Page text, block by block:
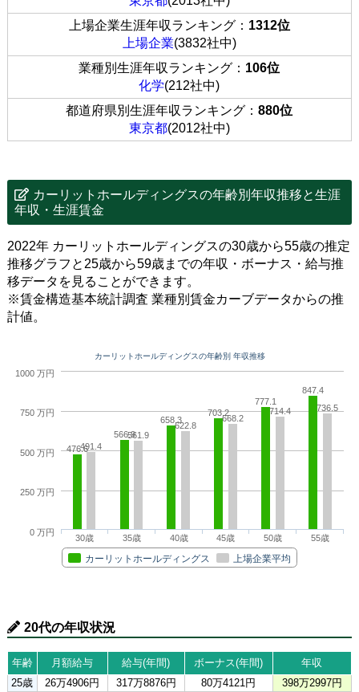
上場企業生涯年収ランキング： 1312位
上場企業(3832社中)
業種別生涯年収ランキング： 106位
化学(212社中)
都道府県別生涯年収ランキング：880位
東京都(2012社中)
カーリットホールディングスの年齢別年収推移と生涯
年収・生涯賃金
2022年 カーリットホールディングスの30歳から55歳の推定
推移グラフと25歳から59歳までの年収・ボーナス・給与推
移データを見ることができます。
※賃金構造基本統計調査 業種別賃金カーブデータからの推
計値。
カーリットホールディングスの年齢別 年収推移
476.6
566.9
658.3
703.2
777.1
847.4
491.4
561.9
622.8
668.2
714.4 736.5
カーリットホールディングス 上場企業平均
30歳 35歳 40歳 45歳 50歳 55歳
0 万円
250 万円
500 万円
750 万円
1000 万円
20代の年収状況
年齢 月額給与 給与(年間) ボーナス(年間)
年収
25歳
26万4906円 317万8876円 80万4121円
398万2997円